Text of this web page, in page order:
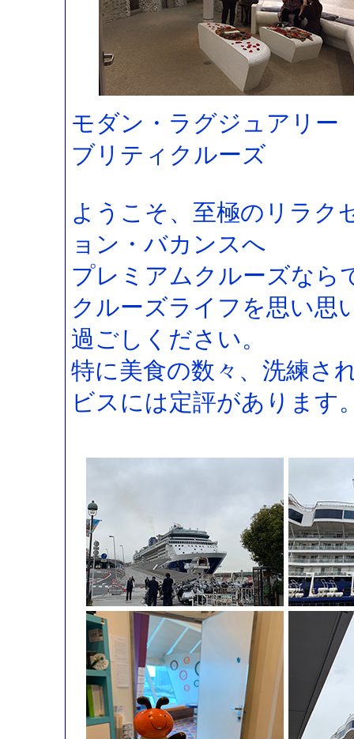
モダン・ラグジュアリ
ブリティクルーズ
ようこそ、至極のリラク
ョン・バカンスへ
プレミアムクルーズなら
クルーズライフを思い思
過ごしください。
特に美食の数々、洗練さ
ビスには定評があります